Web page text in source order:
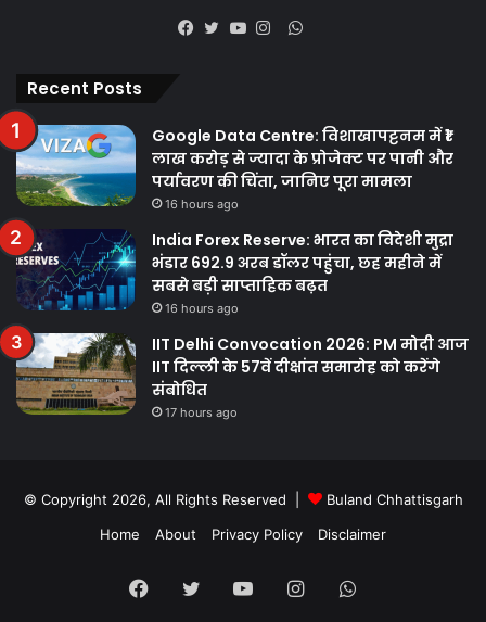
WhatsApp
Recent Posts
Google Data Centre: विशाखापट्टनम में ₹1
लाख करोड़ से ज्यादा के प्रोजेक्ट पर पानी और
पर्यावरण की चिंता, जानिए पूरा मामला
16 hours ago
India Forex Reserve: भारत का विदेशी मुद्रा
भंडार 692.9 अरब डॉलर पहुंचा, छह महीने में
सबसे बड़ी साप्ताहिक बढ़त
16 hours ago
IIT Delhi Convocation 2026: PM मोदी आज
IIT दिल्ली के 57वें दीक्षांत समारोह को करेंगे
संबोधित
17 hours ago
© Copyright 2026, All Rights Reserved |
Buland Chhattisgarh
Home
About Privacy Policy Disclaimer
Facebook
Twitter YouTubeInstagramWhatsApp